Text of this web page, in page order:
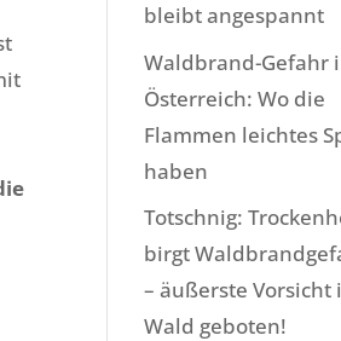
bleibt angespannt
Waldbrand-Gefahr
Österreich: Wo die
Flammen leichtes
haben
Totschnig:
birgt
– äußerste Vorsicht
Wald geboten!